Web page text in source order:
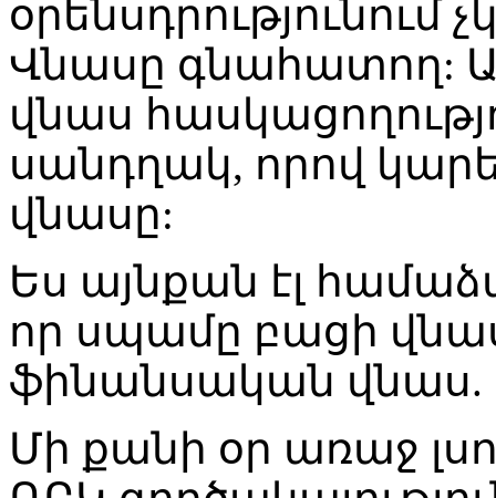
Վնասը գնահատող:
վնաս
սանդղակ, որով
վնասը:
Ես այնքան էլ
որ սպամը բացի
ֆինանսական վնաս.
Մի քանի օր առաջ